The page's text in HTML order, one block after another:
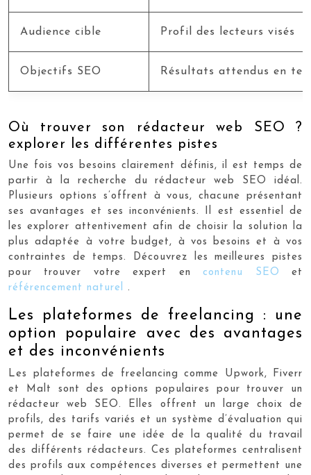
Audience cible Profil des lecteurs visés
Objectifs SEO Résultats attendus en
Où trouver son rédacteur web SEO ?
explorer les différentes pistes
Une fois vos besoins clairement définis, il est temps de
partir à la recherche du rédacteur web SEO idéal.
Plusieurs options s’offrent à vous, chacune présentant
ses avantages et ses inconvénients. Il est essentiel de
les explorer attentivement afin de choisir la solution la
plus adaptée à votre budget, à vos besoins et à vos
contraintes de temps. Découvrez les meilleures pistes
pour trouver votre expert encontenu SEOet
référencement naturel .
Les plateformes de freelancing : une
option populaire avec des avantages
et des inconvénients
Les plateformes de freelancing comme Upwork, Fiverr
et Malt sont des options populaires pour trouver un
rédacteur web SEO. Elles offrent un large choix de
profils, des tarifs variés et un système d’évaluation qui
permet de se faire une idée de la qualité du travail
des différents rédacteurs. Ces plateformes centralisent
des profils aux compétences diverses et permettent une